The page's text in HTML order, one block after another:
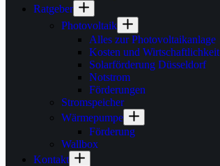
Ratgeber
Photovoltaik
Alles zur Photovoltaikanlage
Kosten und Wirtschaftlichkeit
Solarförderung Düsseldorf
Notstrom
Förderungen
Stromspeicher
Wärmepumpe
Förderung
Wallbox
Kontakt